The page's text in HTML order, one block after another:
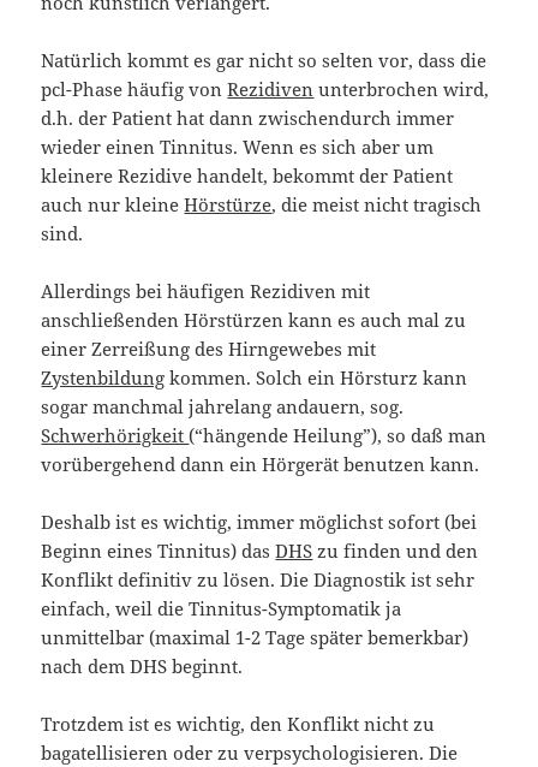
Natürlich kommt es gar nicht so selten vor, dass die
pcl-Phase häufig vonRezidiven unterbrochen wird,
d.h. der Patient hat dann zwischendurch immer
wieder einen Tinnitus. Wenn es sich aber um
kleinere Rezidive handelt, bekommt der Patient
auch nur kleineHörstürze, die meist nicht tragisch
sind.
Allerdings bei häufigen Rezidiven mit
anschließenden Hörstürzen kann es auch mal zu
einer Zerreißung des Hirngewebes mit
Zystenbildung kommen. Solch ein Hörsturz kann
sogar manchmal jahrelang andauern, sog.
Schwerhörigkeit(“hängende Heilung”), so daß man
vorübergehend dann ein Hörgerät benutzen kann.
Deshalb ist es wichtig, immer möglichst sofort (bei
Beginn eines Tinnitus) dasDHS zu finden und den
Konflikt definitiv zu lösen. Die Diagnostik ist sehr
einfach, weil die Tinnitus-Symptomatik ja
unmittelbar (maximal 1-2 Tage später bemerkbar)
nach dem DHS beginnt.
Trotzdem ist es wichtig, den Konflikt nicht zu
bagatellisieren oder zu verpsychologisieren. Die